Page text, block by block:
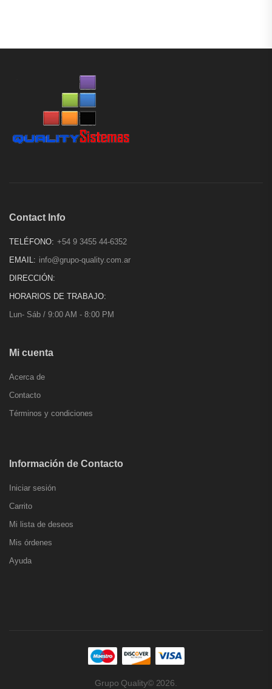
Contact Info
TELÉFONO: +54 9 3455 44-6352
EMAIL: info@grupo-quality.com.ar
DIRECCIÓN:
HORARIOS DE TRABAJO:
Lun- Sáb / 9:00 AM - 8:00 PM
Mi cuenta
Acerca de
Contacto
Términos y condiciones
Información de Contacto
Iniciar sesión
Carrito
Mi lista de deseos
Mis órdenes
Ayuda
Grupo Quality© 2026.